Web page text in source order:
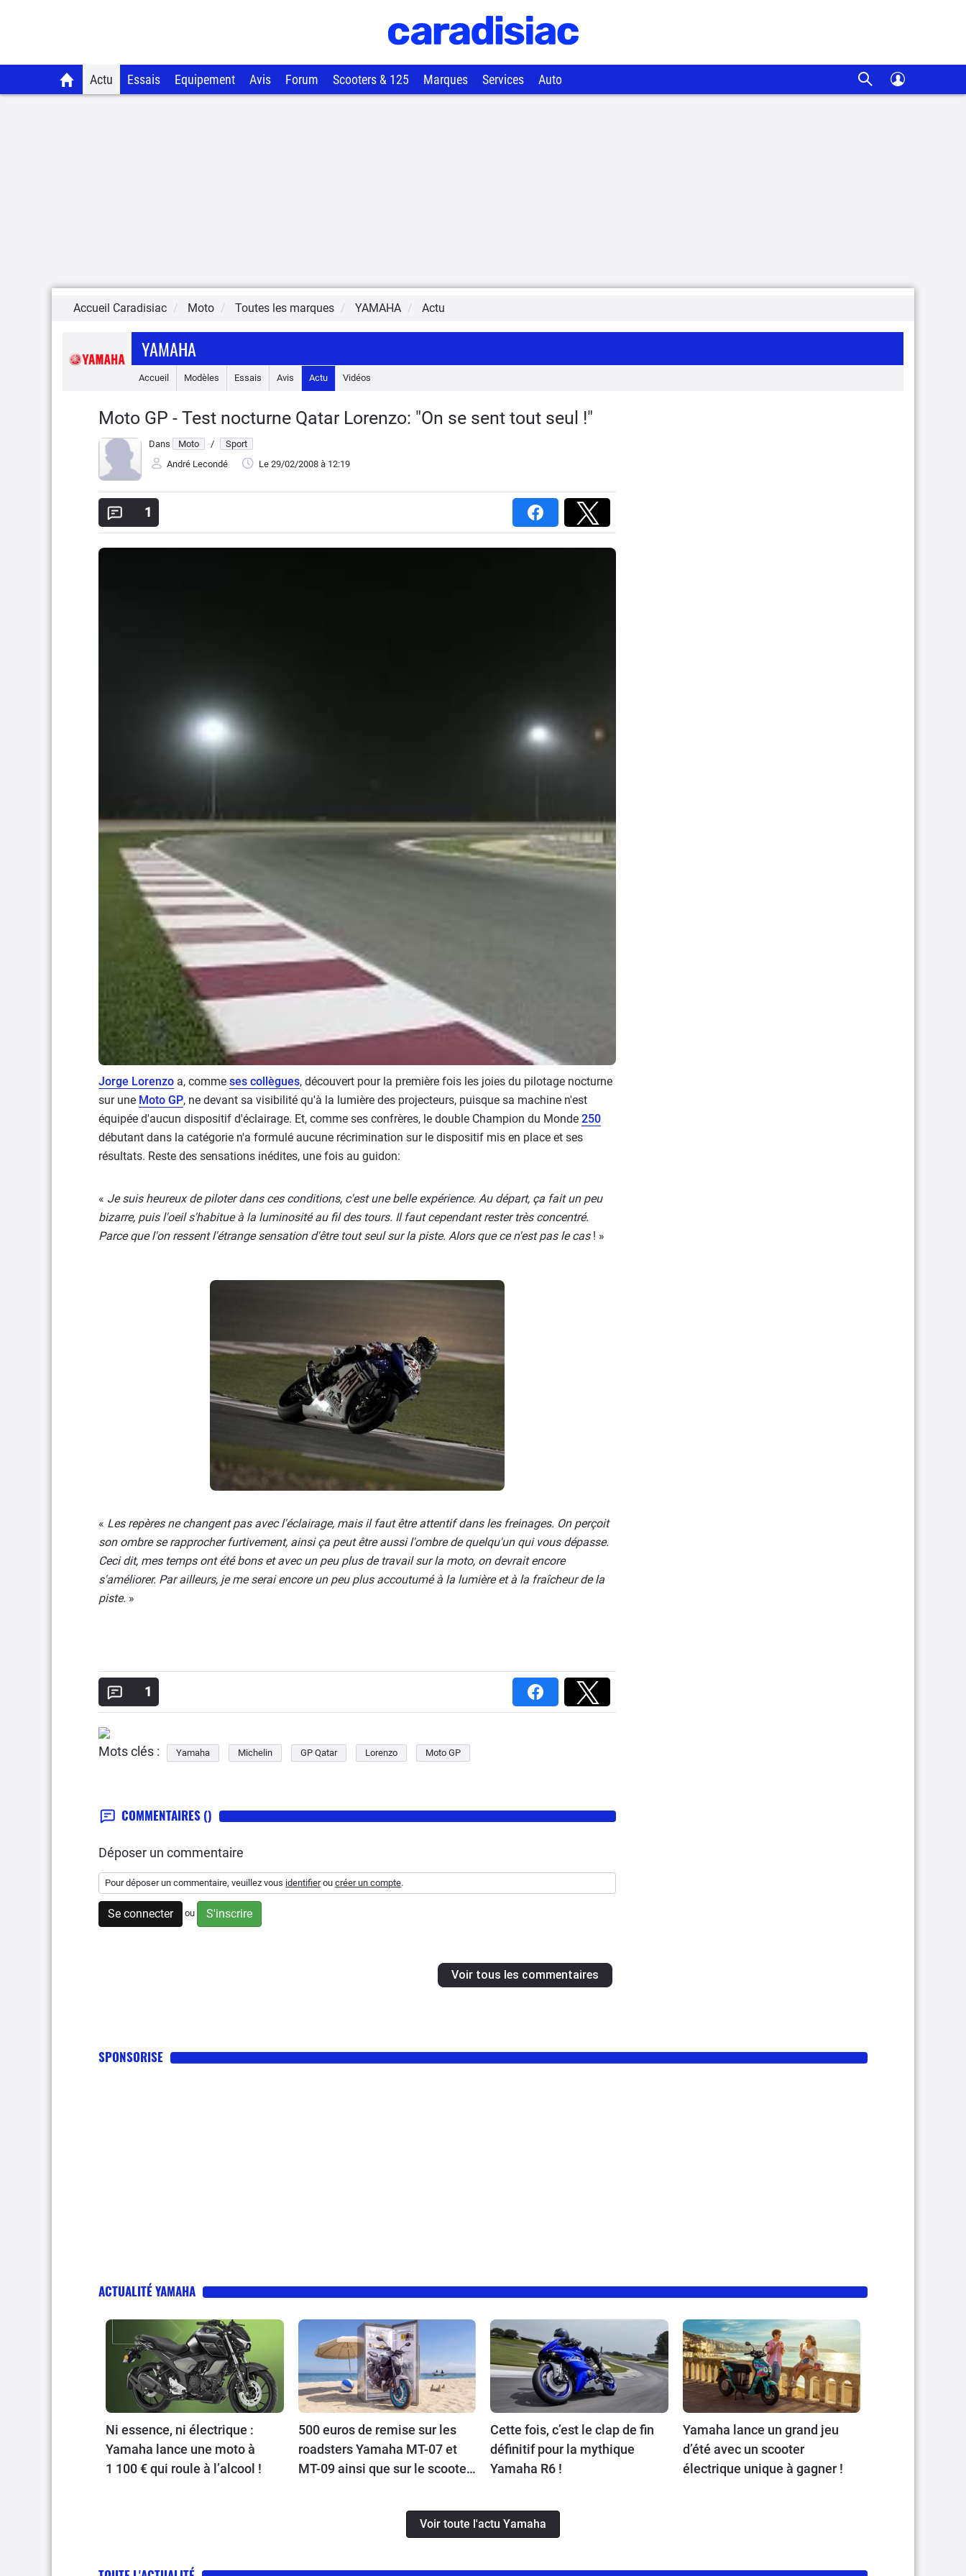
Actu Essais Equipement Avis Forum Scooters & 125 Marques Services Auto
Accueil Caradisiac Moto Toutes les marques YAMAHA Actu
YAMAHA
Accueil Modèles Essais Avis Actu Vidéos
Moto GP - Test nocturne Qatar Lorenzo: "On se sent tout seul !"
Dans Moto /
Sport
André Lecondé
Le 29/02/2008 à 12:19
1
Jorge Lorenzo a, comme ses collègues, découvert pour la première fois les joies du pilotage nocturne
sur une Moto GP, ne devant sa visibilité qu'à la lumière des projecteurs, puisque sa machine n'est
équipée d'aucun dispositif d'éclairage. Et, comme ses confrères, le double Champion du Monde 250
débutant dans la catégorie n'a formulé aucune récrimination sur le dispositif mis en place et ses
résultats. Reste des sensations inédites, une fois au guidon:
« Je suis heureux de piloter dans ces conditions, c'est une belle expérience. Au départ, ça fait un peu
bizarre, puis l'oeil s'habitue à la luminosité au fil des tours. Il faut cependant rester très concentré.
Parce que l'on ressent l'étrange sensation d'être tout seul sur la piste. Alors que ce n'est pas le cas! »
« Les repères ne changent pas avec l'éclairage, mais il faut être attentif dans les freinages. On perçoit
son ombre se rapprocher furtivement, ainsi ça peut être aussi l'ombre de quelqu'un qui vous dépasse.
Ceci dit, mes temps ont été bons et avec un peu plus de travail sur la moto, on devrait encore
s'améliorer. Par ailleurs, je me serai encore un peu plus accoutumé à la lumière et à la fraîcheur de la
piste. »
1
Mots clés : Yamaha Michelin GP Qatar Lorenzo Moto GP
COMMENTAIRES ()
Déposer un commentaire
Pour déposer un commentaire, veuillez vous identifierou créer un compte.
Se connecter ou S'inscrire
Voir tous les commentaires
SPONSORISE
ACTUALITÉ YAMAHA
Ni essence, ni électrique :
Yamaha lance une moto à
1 100 € qui roule à l’alcool !
500 euros de remise sur les
roadsters Yamaha MT-07 et
MT-09 ainsi que sur le scooter
Cette fois, c’est le clap de fin
définitif pour la mythique
Yamaha R6 !
Yamaha lance un grand jeu
d’été avec un scooter
électrique unique à gagner !
Voir toute l'actu Yamaha